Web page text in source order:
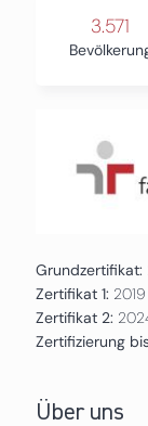
3.571
Grundzertifikat:
Zertifikat 1: 2019
Zertifikat 2:
Zertifizierung
Über uns